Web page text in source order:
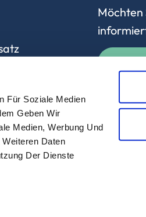
Für Soziale Medien
Geben Wir
Medien, Werbung Und
Daten
Der Dienste
Möchten